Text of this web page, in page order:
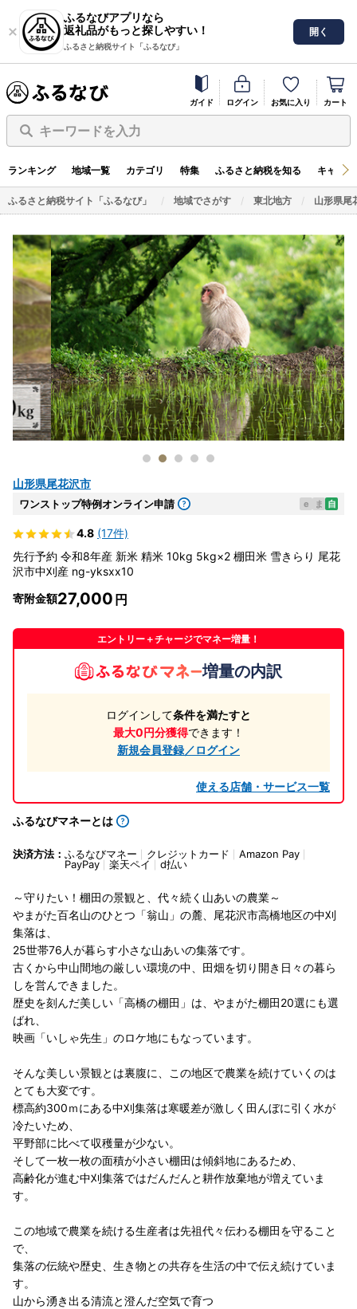
ふるなびアプリなら
返礼品がもっと探しやすい！
ふるさと納税サイト「ふるなび」
開く
ガイド ログイン お気に入り カート
キーワードを入力
ランキング 地域一覧 カテゴリ 特集 ふるさと納税を知る キャン
ふるさと納税サイト「ふるなび」 地域でさがす 東北地方 山形県尾
山形県尾花沢市
ワンストップ特例オンライン申請 e ま 自
4.8 (17件)
先行予約 令和8年産 新米 精米 10kg 5kg×2 棚田米 雪きらり 尾花
沢市中刈産 ng-yksxx10
寄附金額27,000
エントリー＋チャージでマネー増量！
増量の内訳
ログインして条件を満たすと
最大0円分獲得できます！
新規会員登録／ログイン
使える店舗・サービス一覧
ふるなびマネーとは
決済方法： ふるなびマネー クレジットカード
Amazon Pay
PayPay
楽天ペイ d払い
～守りたい！棚田の景観と、代々続く山あいの農業～
やまがた百名山のひとつ「翁山」の麓、尾花沢市高橋地区の中刈
集落は、
25世帯76人が暮らす小さな山あいの集落です。
古くから中山間地の厳しい環境の中、田畑を切り開き日々の暮ら
しを営んできました。
歴史を刻んだ美しい「高橋の棚田」は、やまがた棚田20選にも選
ばれ、
映画「いしゃ先生」のロケ地にもなっています。
そんな美しい景観とは裏腹に、この地区で農業を続けていくのは
とても大変です。
標高約300ｍにある中刈集落は寒暖差が激しく田んぼに引く水が
冷たいため、
平野部に比べて収穫量が少ない。
そして一枚一枚の面積が小さい棚田は傾斜地にあるため、
高齢化が進む中刈集落ではだんだんと耕作放棄地が増えていま
す。
この地域で農業を続ける生産者は先祖代々伝わる棚田を守ること
で、
集落の伝統や歴史、生き物との共存を生活の中で伝え続けていま
す。
山から湧き出る清流と澄んだ空気で育つ